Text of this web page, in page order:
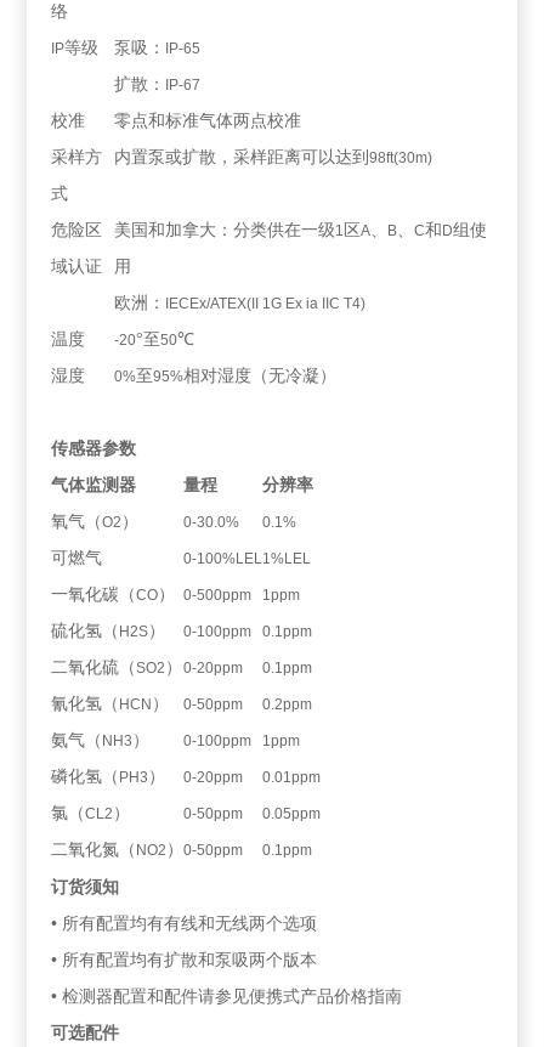
络
IP等级 泵吸： IP-65
扩散： IP-67
校准
零点和标准气体两点校准
采样方
式
内置泵或扩散，采样距离可以达到98ft(30m)
危险区
域认证
美国和加拿大：分类供在一级1 区A、 B、C和 D组使
用
欧洲：
IECEx/ATEX(II 1G Ex ia IIC T4)
温度 -20°至50℃
湿度
0%至95%相对湿度（无冷凝）
传感器参数
气体监测器
量程
分辨率
氧气（O2 ） 0-30.0% 0.1%
可燃气 0-100%LEL1%LEL
一氧化碳（CO） 0-500ppm 1ppm
硫化氢（ H2S） 0-100ppm 0.1ppm
二氧化硫（SO2 ） 0-20ppm 0.1ppm
氰化氢（ HCN ） 0-50ppm 0.2ppm
氨气（ NH3 ） 0-100ppm 1ppm
磷化氢（ PH3 ） 0-20ppm 0.01ppm
氯（CL2 ） 0-50ppm 0.05ppm
二氧化氮（ NO2 ）0-50ppm 0.1ppm
订货须知
• 所有配置均有有线和无线两个选项
• 所有配置均有扩散和泵吸两个版本
• 检测器配置和配件请参见便携式产品价格指南
可选配件